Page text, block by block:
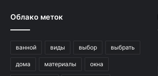
Облако меток
ванной виды выбор выбрать
дома материалы окна